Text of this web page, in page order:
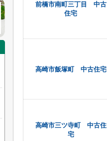
前橋市南町三丁目 中古
住宅
高崎市飯塚町 中古住宅
高崎市三ツ寺町 中古住
宅